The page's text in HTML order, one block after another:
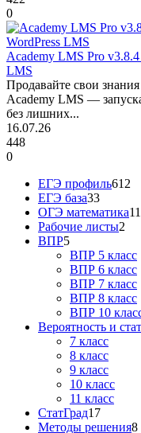
0
Academy LMS Pro
LMS
Продавайте свои
Academy LMS —
без лишних...
16.07.26
448
0
ЕГЭ профиль612
ЕГЭ база33
ОГЭ математика
Рабочие листы2
ВПР5
ВПР 5 класс
ВПР 6 класс
ВПР 7 класс
ВПР 8 класс
ВПР 10
Вероятность и
7 класс
8 класс
9 класс
10 класс
11 класс
СтатГрад17
Методы решения8